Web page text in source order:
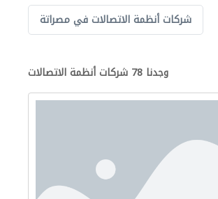
شركات أنظمة الاتصالات في مصراتة
وجدنا 78 شركات أنظمة الاتصالات